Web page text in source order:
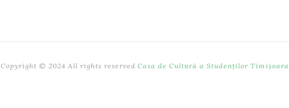
Copyright © 2024 All rights reserved Casa de Cultură a Studenților Timișoara